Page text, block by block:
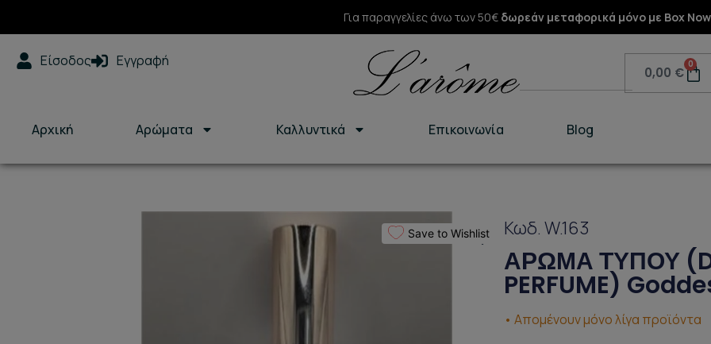
στο
περιεχόμενο
Για παραγγελίες άνω των 50€ δωρεάν μεταφορικά μόνο με Box Now
Αρχική Αρώματα Καλλυντικά Επικοινωνία Blog
Είσοδος Εγγραφή
0,00 €
0
Κωδ. W.163
ΑΡΩΜΑ ΤΥΠΟΥ
PERFUME)
• Απομένουν μόνο λίγα προϊόντα
Save to Wishlist